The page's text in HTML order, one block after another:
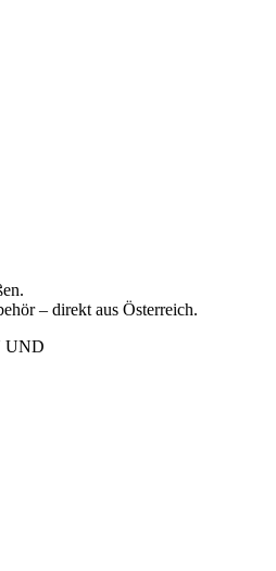
– direkt aus Österreich.
UND